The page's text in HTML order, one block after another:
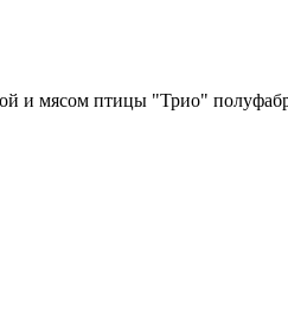
и мясом птицы "Трио"